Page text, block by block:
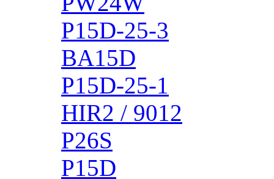
P15D-25-3
BA15D
P15D-25-1
HIR2 / 9012
P26S
P15D